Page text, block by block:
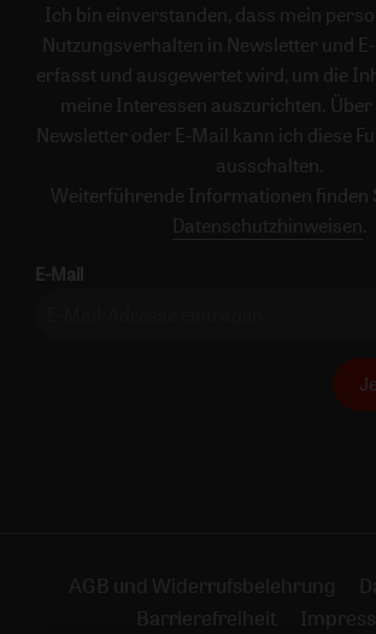
Ich bin einverstanden, dass mein
Nutzungsverhalten in Newsletter und
erfasst und ausgewertet wird, um die
meine Interessen auszurichten. Über
Newsletter oder E-Mail kann ich diese
ausschalten.
Weiterführende Informationen finden
Datenschutzhinweisen .
E-Mail
AGB und Widerrufsbelehrung
Barrierefreiheit